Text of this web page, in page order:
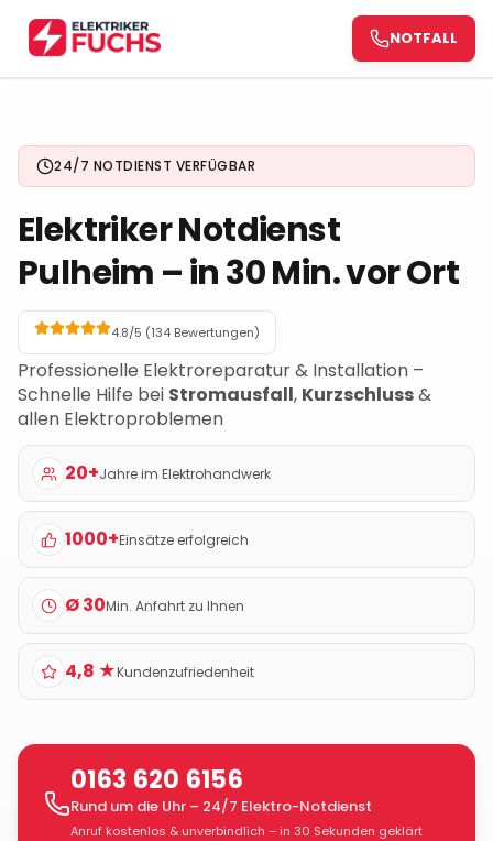
NOTFALL
NOTFALL
24/7 NOTDIENST VERFÜGBAR
Elektriker Notdienst
Pulheim – in 30 Min. vor Ort
4.8/5 (134 Bewertungen)
Professionelle Elektroreparatur & Installation –
Schnelle Hilfe bei Stromausfall, Kurzschluss&
allen Elektroproblemen
20+Jahre im Elektrohandwerk
1000+Einsätze erfolgreich
Ø 30Min. Anfahrt zu Ihnen
4,8 ★Kundenzufriedenheit
0163 620 6156
Rund um die Uhr – 24/7 Elektro-Notdienst
Anruf kostenlos & unverbindlich – in 30 Sekunden geklärt